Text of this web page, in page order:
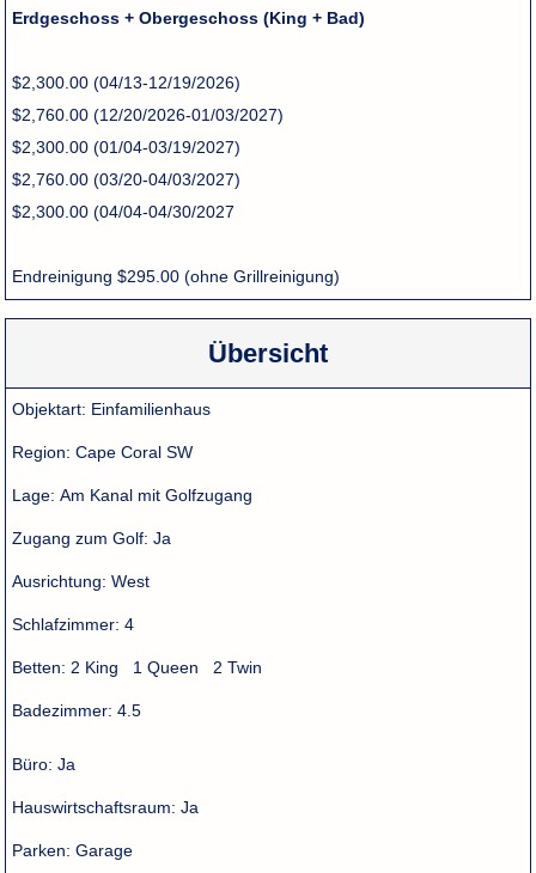
Erdgeschoss + Obergeschoss (King + Bad)
$2,300.00 (04/13-12/19/2026)
$2,760.00 (12/20/2026-01/03/2027)
$2,300.00 (01/04-03/19/2027)
$2,760.00 (03/20-04/03/2027)
$2,300.00 (04/04-04/30/2027
Endreinigung $295.00 (ohne Grillreinigung)
Übersicht
Objektart: Einfamilienhaus
Region: Cape Coral SW
Lage: Am Kanal mit Golfzugang
Zugang zum Golf: Ja
Ausrichtung: West
Schlafzimmer: 4
Betten: 2 King 1 Queen 2 Twin
Badezimmer: 4.5
Büro: Ja
Hauswirtschaftsraum: Ja
Parken: Garage